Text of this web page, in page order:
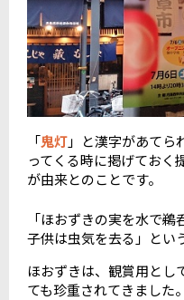
「鬼灯」と漢字があてら
ってくる時に掲げておく
が由来とのことです。
「ほおずきの実を水で鵜
子供は虫気を去る」とい
ほおずきは、観賞用とし
ても珍重されてきました。